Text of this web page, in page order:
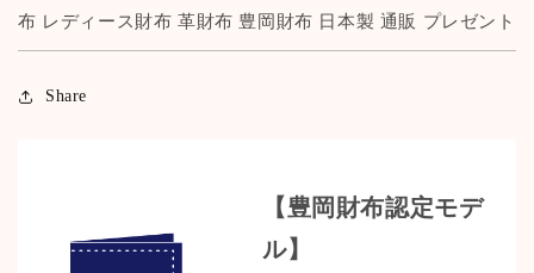
布 レディース財布 革財布 豊岡財布 日本製 通販 プレゼント
Share
【豊岡財布認定モデ
ル】